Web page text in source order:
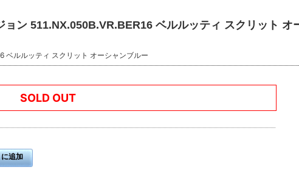
ン 511.NX.050B.VR.BER16 ベルルッティ スクリット オ
ベルルッティ スクリット オーシャンブルー
SOLD OUT
追加